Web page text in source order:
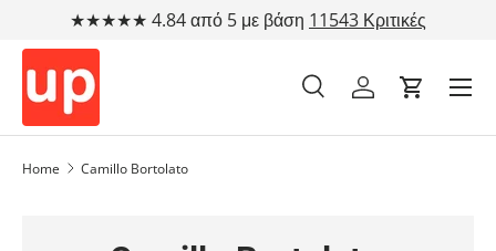
★★★★★ 4.84 από 5 με βάση 11543 Κριτικές
Αναζήτηση
Τύπος προϊόντος
ΑναζήτησηΛογαριασμός
Cart
Home Camillo Bortolato